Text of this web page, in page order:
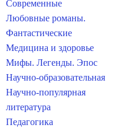
Современные
Любовные романы.
Фантастические
Медицина и здоровье
Мифы. Легенды. Эпос
Научно-образовательная
Научно-популярная
литература
Педагогика